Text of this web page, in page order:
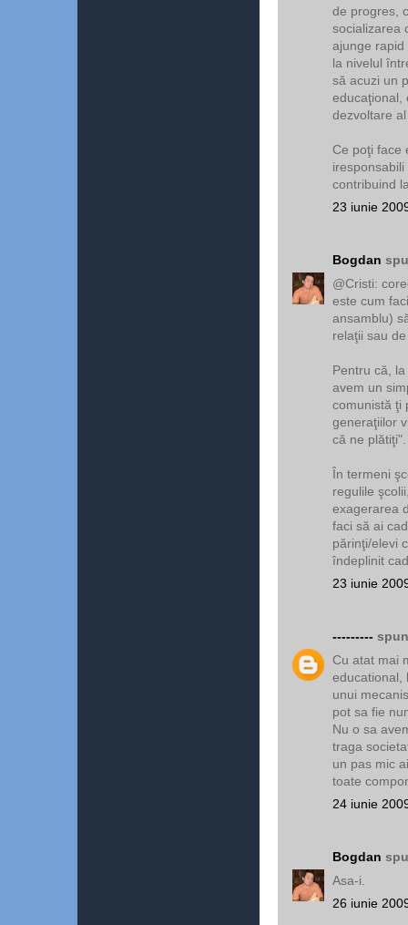
de progres,
socializarea
ajunge
la nivelul
să acuzi un
educaţional,
dezvoltare
Ce poţi face
contribuind
23 iunie
Bogdan
@Cristi:
este cum
ansamblu)
relaţii sau
Pentru că,
avem un
comunistă ţi
generaţiilor
că ne plătiţi".
În termeni
regulile
exagerarea
faci să ai
părinţi/elevi
îndeplinit
23 iunie
---------
Cu atat mai
educational,
unui
pot sa fie
Nu o sa
traga
un pas mic
toate
24 iunie
Bogdan
Asa-i.
26 iunie